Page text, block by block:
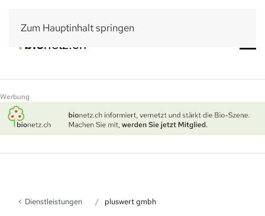
Zum Hauptinhalt springen
Werbung
Dienstleistungen pluswert gmbh